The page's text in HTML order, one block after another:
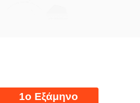
1ο Εξάμηνο